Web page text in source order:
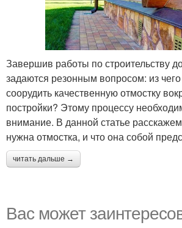
Завершив работы по строительству
задаются резонным вопросом: из
соорудить качественную отмостку
постройки? Этому процессу
внимание. В данной статье
нужна отмостка, и что она собой
читать дальше →
Вас может